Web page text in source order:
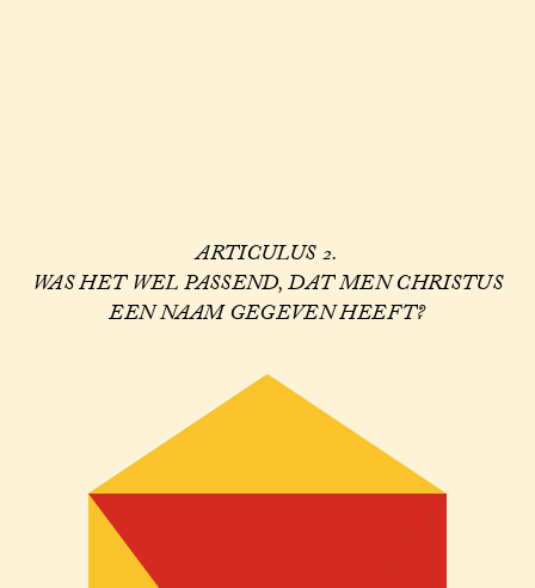
ARTICULUS 2.
WAS HET WEL PASSEND, DAT MEN CHRISTUS
EEN NAAM GEGEVEN HEEFT?